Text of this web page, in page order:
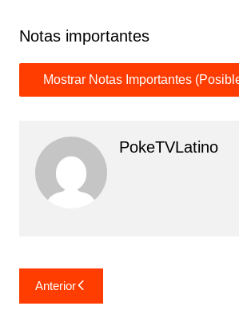
Notas importantes
PokeTVLatino
Navegación
de
Anterior